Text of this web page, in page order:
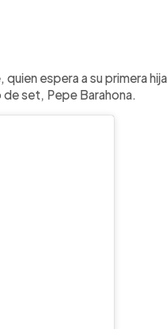
espera a su primera hija,
set, Pepe Barahona.